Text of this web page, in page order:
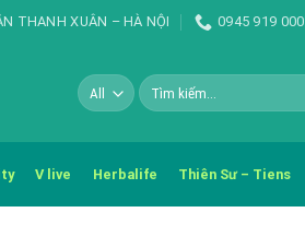
THANH XUÂN – HÀ NỘI 0945 919 000
Tìm
kiếm:
V live Herbalife Thiên Sư – Tiens